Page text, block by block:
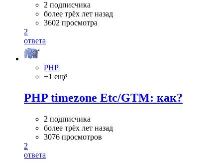
2 подписчика
более трёх лет назад
3602 просмотра
2
ответа
PHP
+1 ещё
PHP timezone Etc/GTM: как?
2 подписчика
более трёх лет назад
3076 просмотров
2
ответа